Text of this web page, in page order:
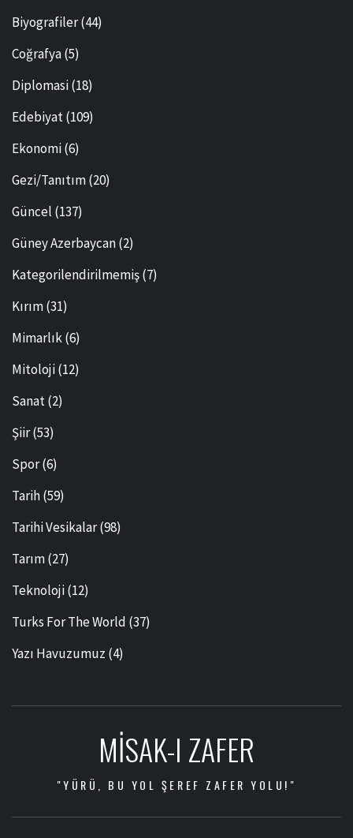
Biyografiler(44)
Coğrafya(5)
Diplomasi(18)
Edebiyat(109)
Ekonomi(6)
Gezi/Tanıtım(20)
Güncel (137)
Güney Azerbaycan(2)
Kategorilendirilmemiş(7)
Kırım(31)
Mimarlık(6)
Mitoloji(12)
Sanat(2)
Şiir(53)
Spor(6)
Tarih(59)
Tarihi Vesikalar(98)
Tarım(27)
Teknoloji(12)
Turks For The World (37)
Yazı Havuzumuz (4)
MISAK-I ZAFER
"YÜRÜ, BU YOL ŞEREF ZAFER YOLU!"